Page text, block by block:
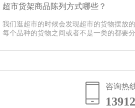
超市货架商品陈列方式哪些？
我们逛超市的时候会发现超市的货物摆放的
每个品种的货物之间或者不是一类的都要
咨询热